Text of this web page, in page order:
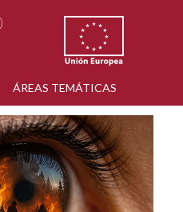
ÁREAS TEMÁTICAS